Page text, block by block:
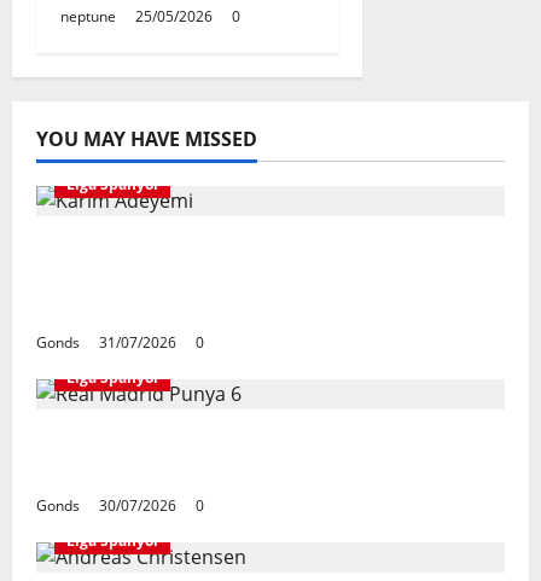
neptune 25/05/2026 0
YOU MAY HAVE MISSED
Liga Spanyol
Gonds 31/07/2026
0
Liga Spanyol
Gonds 30/07/2026
0
Liga Spanyol